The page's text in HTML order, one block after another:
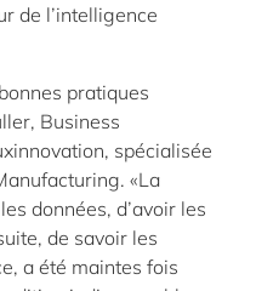
de l’intelligence
pratiques
Business
spécialisée
«La
données, d’avoir les
de savoir les
a été maintes fois